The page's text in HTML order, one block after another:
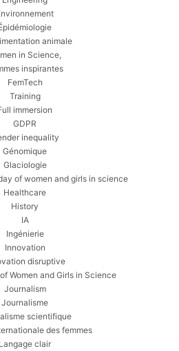
animale
in Science,
inspirantes
FemTech
Training
immersion
GDPR
inequality
Génomique
Glaciologie
of women and girls in science
Healthcare
History
IA
Ingénierie
Innovation
disruptive
Women and Girls in Science
Journalism
Journalisme
scientifique
des femmes
Langage clair